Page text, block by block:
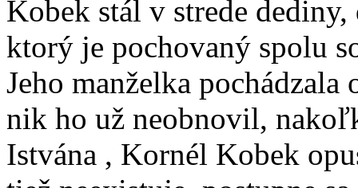
Kobek stál v strede
ktorý je pochovaný spolu
Jeho manželka
nik ho už neobnovil,
Istvána , Kornél Kobek